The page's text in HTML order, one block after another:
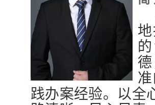
践办案经验。以全